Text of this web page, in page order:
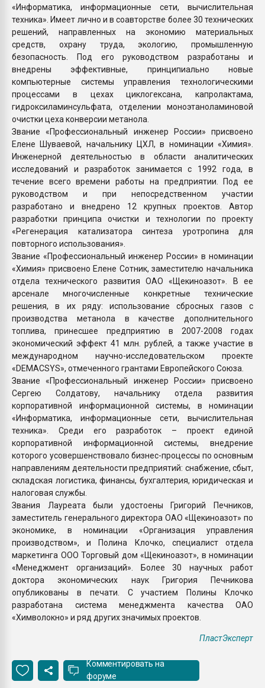
«Информатика, информационные сети, вычислительная
техника». Имеет лично и в соавторстве более 30 технических
решений, направленных на экономию материальных
средств, охрану труда, экологию, промышленную
безопасность. Под его руководством разработаны и
внедрены эффективные, принципиально новые
компьютерные системы управления технологическими
процессами в цехах циклогексана, капролактама,
гидроксиламинсульфата, отделении моноэтаноламиновой
очистки цеха конверсии метанола.
Звание «Профессиональный инженер России» присвоено
Елене Шуваевой, начальнику ЦХЛ, в номинации «Химия».
Инженерной деятельностью в области аналитических
исследований и разработок занимается с 1992 года, в
течение всего времени работы на предприятии. Под ее
руководством и при непосредственном участии
разработано и внедрено 12 крупных проектов. Автор
разработки принципа очистки и технологии по проекту
«Регенерация катализатора синтеза уротропина для
повторного использования».
Звание «Профессиональный инженер России» в номинации
«Химия» присвоено Елене Сотник, заместителю начальника
отдела технического развития ОАО «Щекиноазот». В ее
арсенале многочисленные конкретные технические
решения, в их ряду: использование сбросных газов с
производства метанола в качестве дополнительного
топлива, принесшее предприятию в 2007-2008 годах
экономический эффект 41 млн. рублей, а также участие в
международном научно-исследовательском проекте
«DEMACSYS», отмеченного грантами Европейского Союза.
Звание «Профессиональный инженер России» присвоено
Сергею Солдатову, начальнику отдела развития
корпоративной информационной системы, в номинации
«Информатика, информационные сети, вычислительная
техника». Среди его разработок – проект единой
корпоративной информационной системы, внедрение
которого усовершенствовало бизнес-процессы по основным
направлениям деятельности предприятий: снабжение, сбыт,
складская логистика, финансы, бухгалтерия, юридическая и
налоговая службы.
Звания Лауреата были удостоены Григорий Печников,
заместитель генерального директора ОАО «Щекиноазот» по
экономике, в номинации «Организация управления
производством», и Полина Клочко, специалист отдела
маркетинга ООО Торговый дом «Щекиноазот», в номинации
«Менеджмент организаций». Более 30 научных работ
доктора экономических наук Григория Печникова
опубликованы в печати. С участием Полины Клочко
разработана система менеджмента качества ОАО
«Химволокно» и ряд других значимых проектов.
ПластЭксперт
Комментировать на
форуме